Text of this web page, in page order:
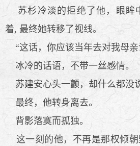
苏杉冷淡的拒绝了他，眼眸
着, 最终她转移了视线。
“这话，你应该当年去对我母亲
冰冷的话语，不带一丝感情。
苏建安心头一颤，却什么都没
最终，他转身离去。
背影落寞而孤独。
这一刻的他，不再是那权倾朝